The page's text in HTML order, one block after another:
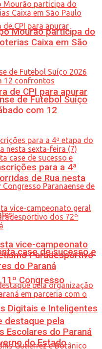
de CPI para apurar
case de sucesso e
Congresso
Digitais e Inteligentes
Mourão participa do
Caixa em São
de Futebol Suíço
com 12
para a 4ª
de Rua nesta
vice-campeonato
Paradesportivo
do Paraná
destaque pela
Escolares do Paraná
do Estado